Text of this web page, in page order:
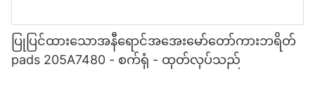
ပြုပြင်ထားသောအနီရောင်အအေးမော်တော်ကားဘရိတ်
pads 205A7480 - စက်ရုံ - ထုတ်လုပ်သည်